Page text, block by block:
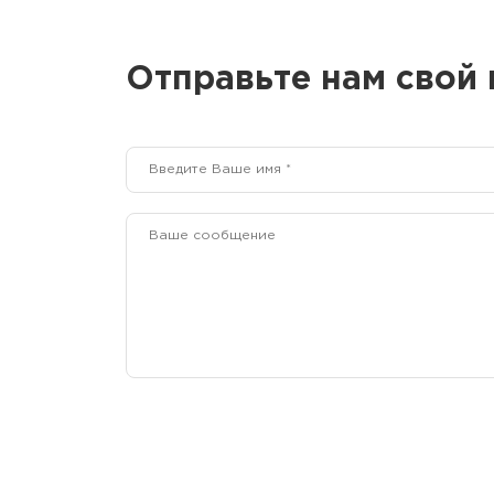
Отправьте нам свой